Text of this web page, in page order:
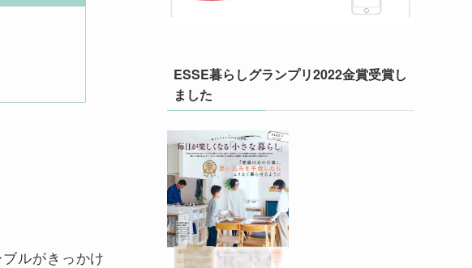
ルがきっかけ
ESSE暮らしグランプリ2022金賞受賞し
ました